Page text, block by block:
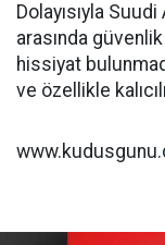
Dolayısıyla
arasında
hissiyat
ve özellikle